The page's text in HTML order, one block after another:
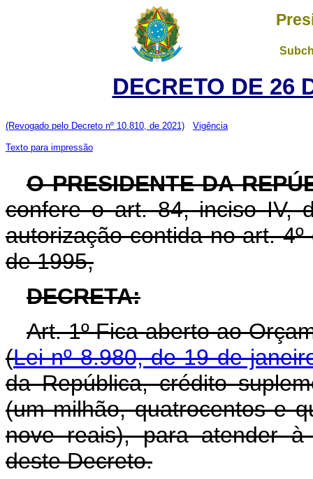
DECRETO DE 26
(Revogado pelo Decreto nº 10.810, de 2021) Vigência
Texto para impressão
O PRESIDENTE DA
confere o art. 84, inciso IV,
autorização contida no art.
de 1995,
DECRETA:
Art. 1º Fica aberto ao
(Lei nº 8.980, de 19 de
da República, crédito
(um milhão, quatrocentos e
nove reais), para atender
deste Decreto.